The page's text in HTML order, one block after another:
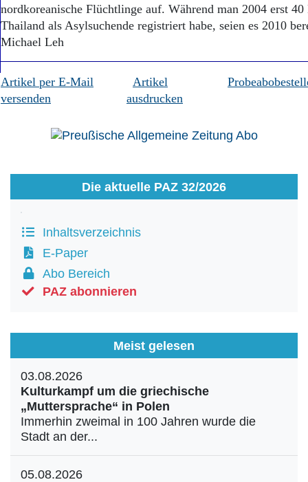
nordkoreanische Flüchtlinge auf. Während man 2004 erst
Thailand als Asylsuchende registriert habe, seien es 2010
Michael Leh
Artikel per E-Mail
versenden
Artikel
ausdrucken
Die aktuelle PAZ 32/2026
Inhaltsverzeichnis
E-Paper
Abo Bereich
PAZ abonnieren
Meist gelesen
03.08.2026
Kulturkampf um die griechische
„Muttersprache“ in Polen
Immerhin zweimal in 100 Jahren wurde die
Stadt an der...
05.08.2026